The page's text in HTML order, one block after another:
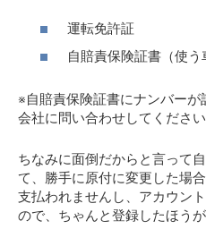
運転免許証
自賠責保険証書（使う
※自賠責保険証書にナンバー
会社に問い合わせしてください
ちなみに面倒だからと言って
て、勝手に原付に変更した場
支払われませんし、アカウン
ので、ちゃんと登録したほうが